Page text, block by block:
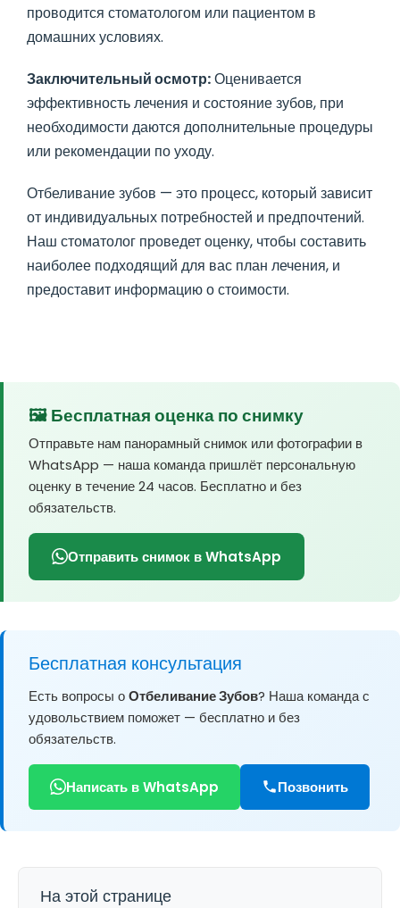
проводится стоматологом или пациентом в
домашних условиях.
Заключительный осмотр:Оценивается
эффективность лечения и состояние зубов, при
необходимости даются дополнительные процедуры
или рекомендации по уходу.
Отбеливание зубов — это процесс, который зависит
от индивидуальных потребностей и предпочтений.
Наш стоматолог проведет оценку, чтобы составить
наиболее подходящий для вас план лечения, и
предоставит информацию о стоимости.
🖼️ Бесплатная оценка по снимку
Отправьте нам панорамный снимок или фотографии в
WhatsApp — наша команда пришлёт персональную
оценку в течение 24 часов. Бесплатно и без
обязательств.
Отправить снимок в WhatsApp
Бесплатная консультация
Есть вопросы оОтбеливание Зубов? Наша команда с
удовольствием поможет — бесплатно и без
обязательств.
Написать в WhatsApp Позвонить
На этой странице